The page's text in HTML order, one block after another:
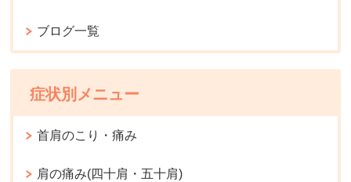
ブログ一覧
症状別メニュー
首肩のこり・痛み
肩の痛み(四十肩・五十肩)